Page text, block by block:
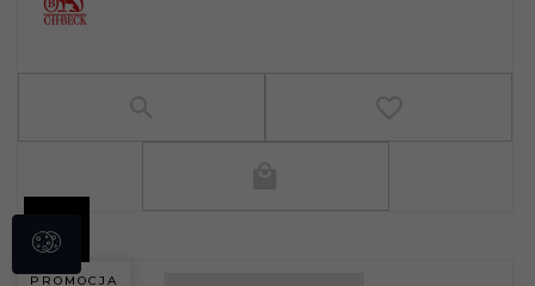
PROMOCJA